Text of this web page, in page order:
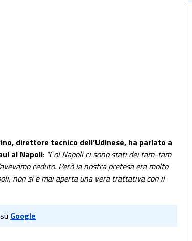
direttore tecnico dell’Udinese, ha parlato a
al Napoli: "Col Napoli ci sono stati dei tam-tam
ceduto. Però la nostra pretesa era molto
non si è mai aperta una vera trattativa con il
Google